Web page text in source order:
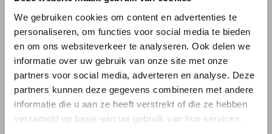
We gebruiken cookies om content en advertenties te
personaliseren, om functies voor social media te bieden
en om ons websiteverkeer te analyseren. Ook delen we
informatie over uw gebruik van onze site met onze
partners voor social media, adverteren en analyse. Deze
partners kunnen deze gegevens combineren met andere
informatie die u aan ze heeft verstrekt of die ze hebben
verzameld op basis van uw gebruik van hun services.
XS S M L XL
HINZUFÜGEN
PASSENDE PRODUKTE
ANNELOES
Es scheint, dass du uns von einem anderen Land aus
Bist du am richtigen Ort?
Zur niederländischen Seite wechseln